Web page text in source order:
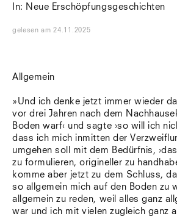
In: Neue Erschöpfungsgeschichten
gelesen am24.11.2025
Allgemein
»Und ich denke jetzt immer wieder
vor drei Jahren nach dem
Boden warf‹ und sagte ›so will ich
dass ich mich inmitten der
umgehen soll mit dem Bedürfnis,
zu formulieren, origineller zu
komme aber jetzt zu dem Schluss,
so allgemein mich auf den Boden zu
allgemein zu reden, weil alles ganz
war und ich mit vielen zugleich ganz